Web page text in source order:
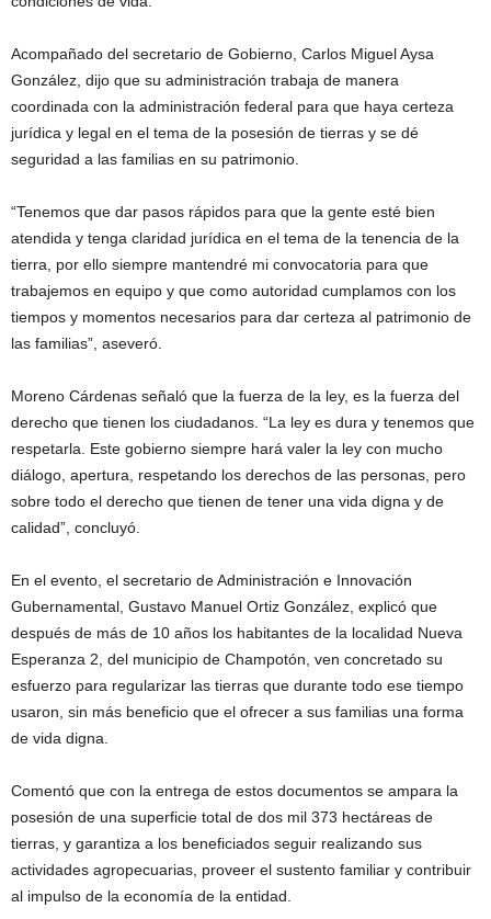
Acompañado del secretario de Gobierno, Carlos Miguel Aysa
González, dijo que su administración trabaja de manera
coordinada con la administración federal para que haya certeza
jurídica y legal en el tema de la posesión de tierras y se dé
seguridad a las familias en su patrimonio.
“Tenemos que dar pasos rápidos para que la gente esté bien
atendida y tenga claridad jurídica en el tema de la tenencia de la
tierra, por ello siempre mantendré mi convocatoria para que
trabajemos en equipo y que como autoridad cumplamos con los
tiempos y momentos necesarios para dar certeza al patrimonio de
las familias”, aseveró.
Moreno Cárdenas señaló que la fuerza de la ley, es la fuerza del
derecho que tienen los ciudadanos. “La ley es dura y tenemos que
respetarla. Este gobierno siempre hará valer la ley con mucho
diálogo, apertura, respetando los derechos de las personas, pero
sobre todo el derecho que tienen de tener una vida digna y de
calidad”, concluyó.
En el evento, el secretario de Administración e Innovación
Gubernamental, Gustavo Manuel Ortiz González, explicó que
después de más de 10 años los habitantes de la localidad Nueva
Esperanza 2, del municipio de Champotón, ven concretado su
esfuerzo para regularizar las tierras que durante todo ese tiempo
usaron, sin más beneficio que el ofrecer a sus familias una forma
de vida digna.
Comentó que con la entrega de estos documentos se ampara la
posesión de una superficie total de dos mil 373 hectáreas de
tierras, y garantiza a los beneficiados seguir realizando sus
actividades agropecuarias, proveer el sustento familiar y contribuir
al impulso de la economía de la entidad.